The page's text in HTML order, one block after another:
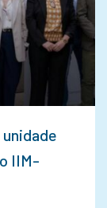
IIM-